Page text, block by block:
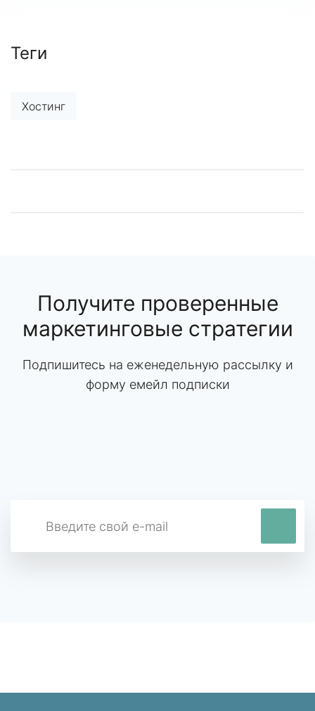
Теги
Хостинг
Получите проверенные
маркетинговые стратегии
Подпишитесь на еженедельную рассылку и
форму емейл подписки